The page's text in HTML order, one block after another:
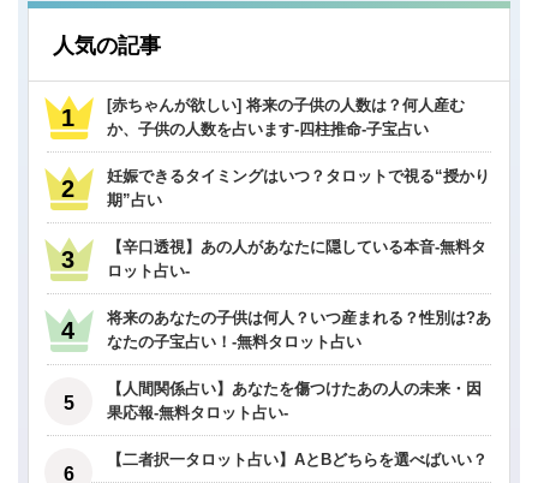
人気の記事
[赤ちゃんが欲しい] 将来の子供の人数は？何人産む
か、子供の人数を占います-四柱推命-子宝占い
妊娠できるタイミングはいつ？タロットで視る“授かり
期”占い
【辛口透視】あの人があなたに隠している本音-無料タ
ロット占い-
将来のあなたの子供は何人？いつ産まれる？性別は?あ
なたの子宝占い！-無料タロット占い
【人間関係占い】あなたを傷つけたあの人の未来・因
果応報-無料タロット占い-
【二者択一タロット占い】AとBどちらを選べばいい？